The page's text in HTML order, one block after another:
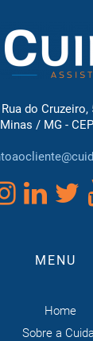
do Cruzeiro,
/ MG -
MENU
Home
Sobre a